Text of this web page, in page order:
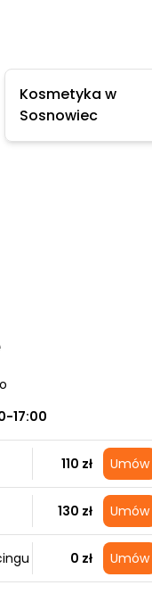
Kosmetyka w
Sosnowiec
17:00
110 zł Umów
130 zł Umów
0 zł Umów